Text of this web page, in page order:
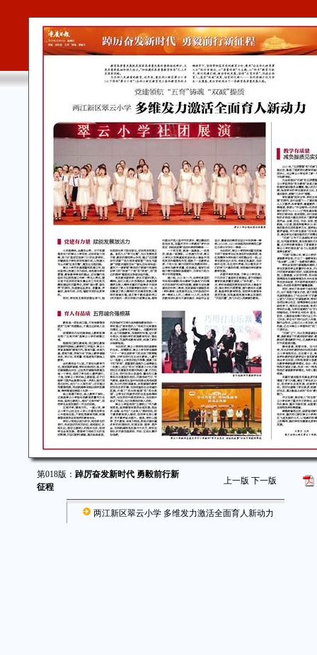
第018版： 踔厉奋发新时代 勇毅前行新
征程
上一版 下一版
两江新区翠云小学 多维发力激活全面育人新动力